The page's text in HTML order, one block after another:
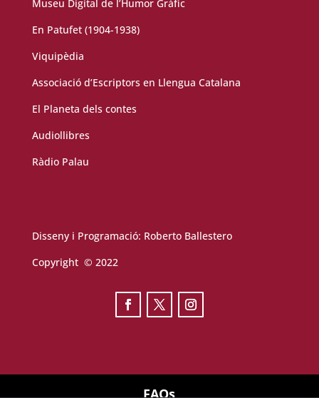
Museu Digital de l’Humor Gràfic
En Patufet (1904-1938)
Viquipèdia
Associació d’Escriptors en Llengua Catalana
El Planeta dels contes
Audiollibres
Ràdio Palau
Disseny i Programació: Roberto Ballestero
Copyright © 2022
FAQs